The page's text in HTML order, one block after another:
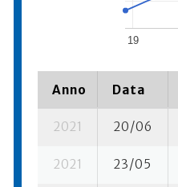
19
Anno Data
2021 20/06
2021 23/05